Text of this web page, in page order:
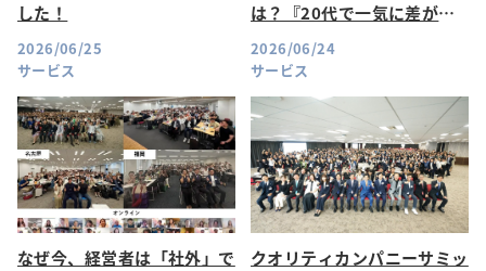
した！
サービス
2026/06/25
は？『20代で一気に差がつ
く仕事の教科書』が
7/14(火)発刊！
サービス
2026/06/24
なぜ今、経営者は「社外」で
クオリティカンパニーサミッ